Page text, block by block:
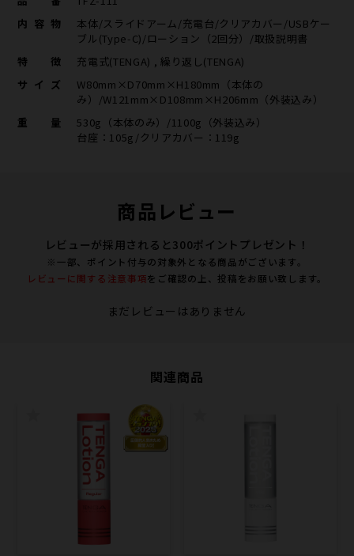
内容物
本体/スライドアーム/充電台/クリアカバー/USBケー
ブル(Type-C)/ローション（2回分）/取扱説明書
特徴
充電式(TENGA) , 繰り返し(TENGA)
サイズ
W80mm×D70mm×H180mm（本体の
み）/W121mm×D108mm×H206mm（外装込み）
重量
530g（本体のみ）/1100g（外装込み）
台座：105g/クリアカバー：119g
商品レビュー
レビューが採用されると300ポイントプレゼント！
※一部、ポイント付与の対象外となる商品がございます。
レビューに関する注意事項をご確認の上、投稿をお願い致します。
まだレビューはありません
関連商品